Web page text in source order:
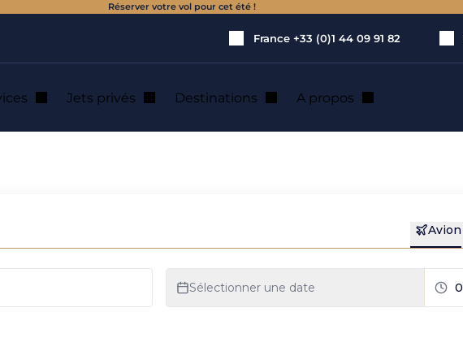
Réserver votre vol pour cet été !
France +33 (0)1 44 09 91 82
Jets privés Destinations A propos